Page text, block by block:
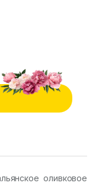
оливковое